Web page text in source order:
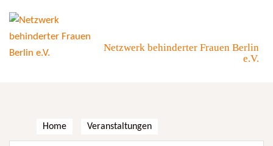
content
Netzwerk behinderter Frauen Berlin
e.V.
Home Veranstaltungen